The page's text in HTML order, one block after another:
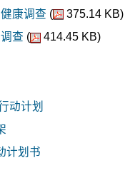
康调查 (
375.14 KB)
查 (
414.45 KB)
动计划
计划书